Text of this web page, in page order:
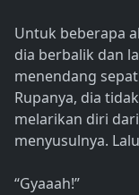
Untuk beberapa
dia berbalik dan
menendang
Rupanya, dia
melarikan diri
menyusulnya.
“Gyaaah!”